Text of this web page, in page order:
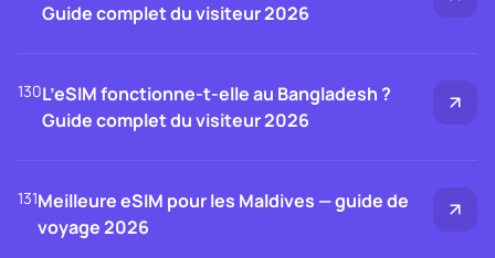
Guide complet du visiteur 2026
130L’eSIM fonctionne-t-elle au Bangladesh ?
Guide complet du visiteur 2026
131Meilleure eSIM pour les Maldives — guide de
voyage 2026